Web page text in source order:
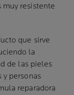
muy resistente
que sirve
la
de las pieles
personas
reparadora